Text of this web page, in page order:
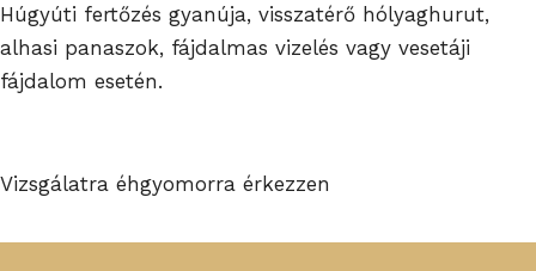
Húgyúti fertőzés gyanúja, visszatérő hólyaghurut,
alhasi panaszok, fájdalmas vizelés vagy vesetáji
fájdalom esetén.
Vizsgálatra éhgyomorra érkezzen